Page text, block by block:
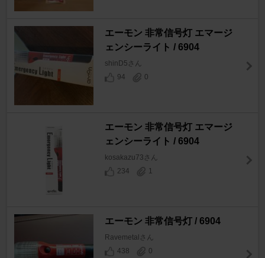
エーモン 非常信号灯 エマージ
ェンシーライト / 6904
shinD5さん
94
0
エーモン 非常信号灯 エマージ
ェンシーライト / 6904
kosakazu73さん
234
1
エーモン 非常信号灯 / 6904
Ravemetalさん
438
0